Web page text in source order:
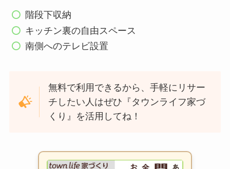
階段下収納
キッチン裏の自由スペース
南側へのテレビ設置
無料で利用できるから、手軽にリサー
チしたい人はぜひ『タウンライフ家づ
くり』を活用してね！